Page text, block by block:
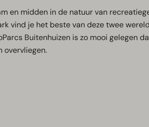
en midden in de natuur van
vind je het beste van deze twee
Buitenhuizen is zo mooi gelegen
overvliegen.